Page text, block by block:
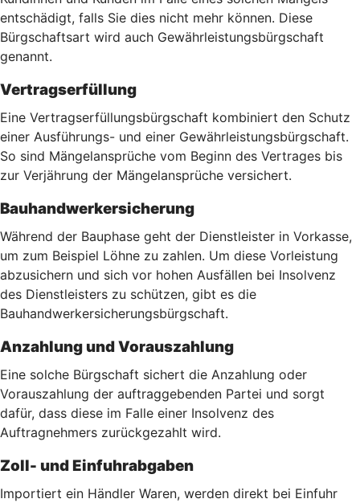
entschädigt, falls Sie dies nicht mehr können. Diese
Bürgschaftsart wird auch Gewährleistungsbürgschaft
genannt.
Vertragserfüllung
Eine Vertragserfüllungsbürgschaft kombiniert den Schutz
einer Ausführungs- und einer Gewährleistungsbürgschaft.
So sind Mängelansprüche vom Beginn des Vertrages bis
zur Verjährung der Mängelansprüche versichert.
Bauhandwerkersicherung
Während der Bauphase geht der Dienstleister in Vorkasse,
um zum Beispiel Löhne zu zahlen. Um diese Vorleistung
abzusichern und sich vor hohen Ausfällen bei Insolvenz
des Dienstleisters zu schützen, gibt es die
Bauhandwerkersicherungsbürgschaft.
Anzahlung und Vorauszahlung
Eine solche Bürgschaft sichert die Anzahlung oder
Vorauszahlung der auftraggebenden Partei und sorgt
dafür, dass diese im Falle einer Insolvenz des
Auftragnehmers zurückgezahlt wird.
Zoll- und Einfuhrabgaben
Importiert ein Händler Waren, werden direkt bei Einfuhr